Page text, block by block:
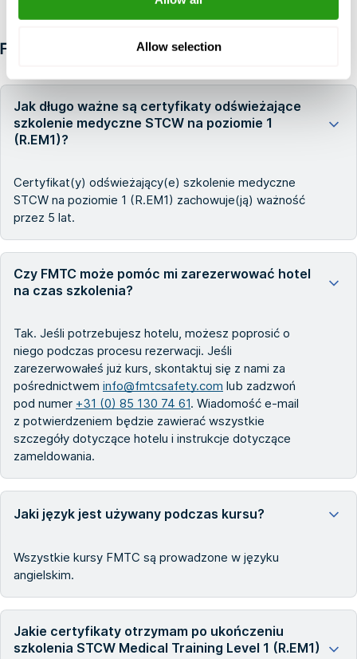
Allow selection
FAQ
Jak długo ważne są certyfikaty odświeżające
szkolenie medyczne STCW na poziomie 1
(R.EM1)?
Certyfikat(y) odświeżający(e) szkolenie medyczne
STCW na poziomie 1 (R.EM1) zachowuje(ją) ważność
przez 5 lat.
Czy FMTC może pomóc mi zarezerwować hotel
na czas szkolenia?
Tak. Jeśli potrzebujesz hotelu, możesz poprosić o
niego podczas procesu rezerwacji. Jeśli
zarezerwowałeś już kurs, skontaktuj się z nami za
pośrednictwem info@fmtcsafety.com lub zadzwoń
pod numer +31 (0) 85 130 74 61. Wiadomość e-mail
z potwierdzeniem będzie zawierać wszystkie
szczegóły dotyczące hotelu i instrukcje dotyczące
zameldowania.
Jaki język jest używany podczas kursu?
Wszystkie kursy FMTC są prowadzone w języku
angielskim.
Jakie certyfikaty otrzymam po ukończeniu
szkolenia STCW Medical Training Level 1 (R.EM1)